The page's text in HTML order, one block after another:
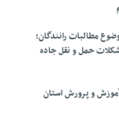
مطالبات رانندگان؛
حمل و نقل جاده
و پرورش استان